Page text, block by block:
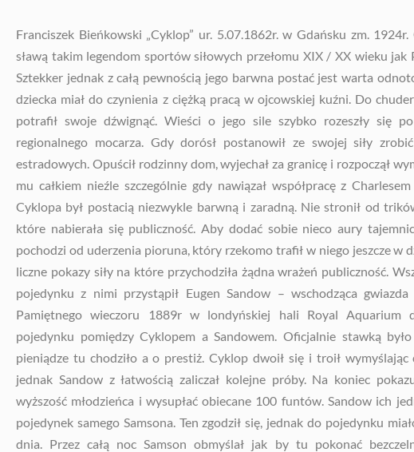
Franciszek Bieńkowski „Cyklop” ur. 5.07.1862r. w Gdańsku zm.
sławą takim legendom sportów siłowych przełomu XIX / XX wieku jak
Sztekker jednak z całą pewnością jego barwna postać jest warta
dziecka miał do czynienia z ciężką pracą w ojcowskiej kuźni. Do
potrafił swoje dźwignąć. Wieści o jego sile szybko rozeszły się
regionalnego mocarza. Gdy dorósł postanowił ze swojej siły
estradowych. Opuścił rodzinny dom, wyjechał za granicę i rozpoczął
mu całkiem nieźle szczególnie gdy nawiązał współpracę z
Cyklopa był postacią niezwykle barwną i zaradną. Nie stronił od
które nabierała się publiczność. Aby dodać sobie nieco aury
pochodzi od uderzenia pioruna, który rzekomo trafił w niego jeszcze w
liczne pokazy siły na które przychodziła żądna wrażeń publiczność.
pojedynku z nimi przystąpił Eugen Sandow – wschodząca
Pamiętnego wieczoru 1889r w londyńskiej hali Royal Aquarium
pojedynku pomiędzy Cyklopem a Sandowem. Oficjalnie stawką
pieniądze tu chodziło a o prestiż. Cyklop dwoił się i troił
jednak Sandow z łatwością zaliczał kolejne próby. Na koniec
wyższość młodzieńca i wysupłać obiecane 100 funtów. Sandow ich
pojedynek samego Samsona. Ten zgodził się, jednak do pojedynku
dnia. Przez całą noc Samson obmyślał jak by tu pokonać